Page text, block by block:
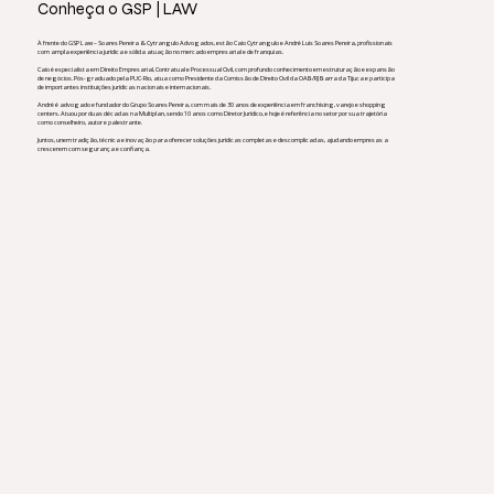
Conheça o GSP | LAW
À frente do GSP Law – Soares Pereira & Cytrangulo Advogados, estão Caio Cytrangulo e André Luis Soares Pereira, profissionais
com ampla experiência jurídica e sólida atuação no mercado empresarial e de franquias.
Caio é especialista em Direito Empresarial, Contratual e Processual Civil, com profundo conhecimento em estruturação e expansão
de negócios. Pós-graduado pela PUC-Rio, atua como Presidente da Comissão de Direito Civil da OAB/RJ Barra da Tijuca e participa
de importantes instituições jurídicas nacionais e internacionais.
André é advogado e fundador do Grupo Soares Pereira, com mais de 30 anos de experiência em franchising, varejo e shopping
centers. Atuou por duas décadas na Multiplan, sendo 10 anos como Diretor Jurídico, e hoje é referência no setor por sua trajetória
como conselheiro, autor e palestrante.
Juntos, unem tradição, técnica e inovação para oferecer soluções jurídicas completas e descomplicadas, ajudando empresas a
crescerem com segurança e confiança.